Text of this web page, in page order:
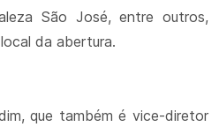
São José, entre outros,
da abertura.
que também é vice-diretor